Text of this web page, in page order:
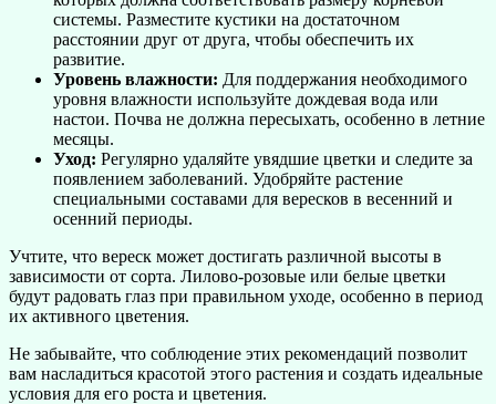
системы. Разместите кустики на достаточном
расстоянии друг от друга, чтобы обеспечить их
развитие.
Уровень влажности: Для поддержания необходимого
уровня влажности используйте дождевая вода или
настои. Почва не должна пересыхать, особенно в летние
месяцы.
Уход: Регулярно удаляйте увядшие цветки и следите за
появлением заболеваний. Удобряйте растение
специальными составами для вересков в весенний и
осенний периоды.
Учтите, что вереск может достигать различной высоты в
зависимости от сорта. Лилово-розовые или белые цветки
будут радовать глаз при правильном уходе, особенно в период
их активного цветения.
Не забывайте, что соблюдение этих рекомендаций позволит
вам насладиться красотой этого растения и создать идеальные
условия для его роста и цветения.